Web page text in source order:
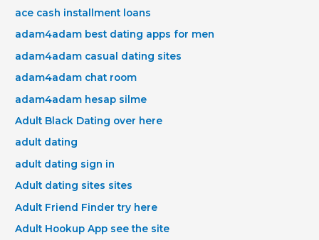
ace cash installment loans
adam4adam best dating apps for men
adam4adam casual dating sites
adam4adam chat room
adam4adam hesap silme
Adult Black Dating over here
adult dating
adult dating sign in
Adult dating sites sites
Adult Friend Finder try here
Adult Hookup App see the site